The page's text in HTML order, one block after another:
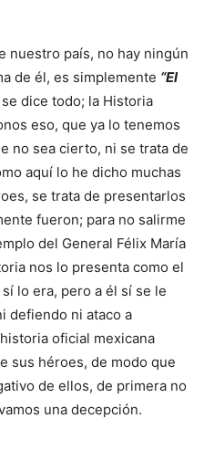
nuestro país, no hay ningún
de él, es simplemente “El
dice todo; la Historia
eso, que ya lo tenemos
no sea cierto, ni se trata de
aquí lo he dicho muchas
se trata de presentarlos
fueron; para no salirme
del General Félix María
nos lo presenta como el
lo era, pero a él sí se le
defiendo ni ataco a
oficial mexicana
sus héroes, de modo que
de ellos, de primera no
una decepción.